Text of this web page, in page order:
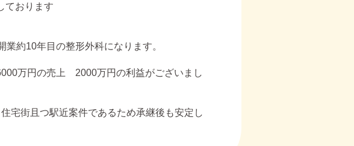
ております
約10年目の整形外科になります。
万円の売上 2000万円の利益がございまし
宅街且つ駅近案件であるため承継後も安定し